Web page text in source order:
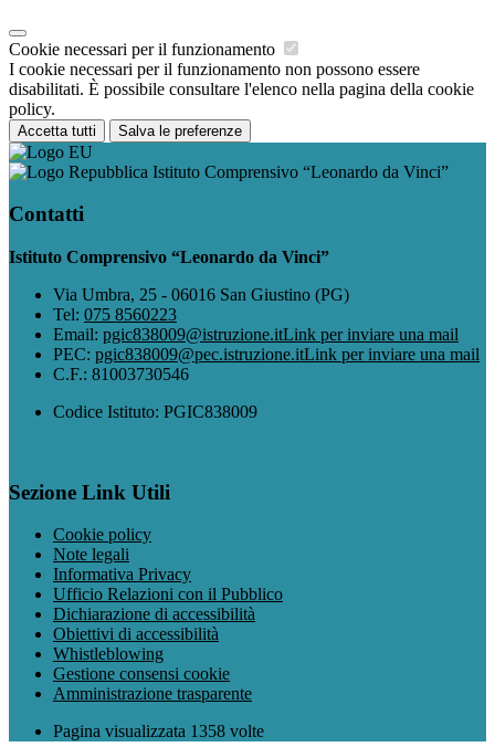
Cookie necessari per il funzionamento
I cookie necessari per il funzionamento non possono essere
disabilitati. È possibile consultare l'elenco nella pagina della cookie
policy.
Accetta tutti Salva le preferenze
Istituto Comprensivo “Leonardo da Vinci”
Contatti
Istituto Comprensivo “Leonardo da Vinci”
Via Umbra, 25 - 06016 San Giustino (PG)
Tel: 075 8560223
Email: pgic838009@istruzione.itLink per inviare una mail
PEC: pgic838009@pec.istruzione.itLink per inviare una mail
C.F.: 81003730546
Codice Istituto: PGIC838009
Sezione Link Utili
Cookie policy
Note legali
Informativa Privacy
Ufficio Relazioni con il Pubblico
Dichiarazione di accessibilità
Obiettivi di accessibilità
Whistleblowing
Gestione consensi cookie
Amministrazione trasparente
Pagina visualizzata 1358 volte